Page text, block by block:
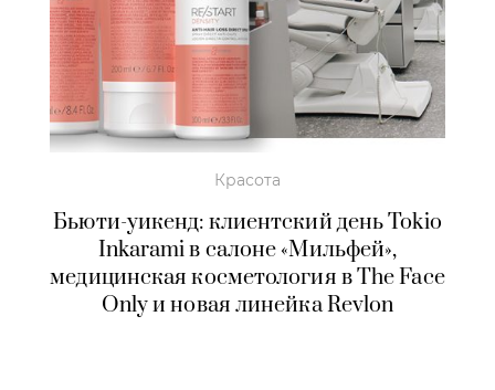
Красота
Бьюти-уикенд: клиентский день Tokio
Inkarami в салоне «Мильфей»,
медицинская косметология в The Face
Only и новая линейка Revlon